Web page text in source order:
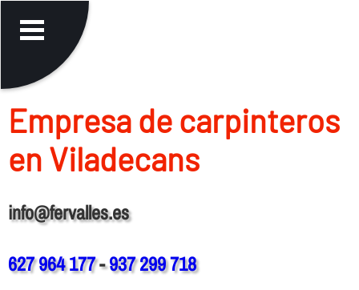
Empresa de carpinteros
en Viladecans
info@fervalles.es
627 964 177-937 299 718